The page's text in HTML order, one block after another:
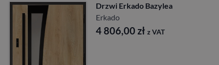
Drzwi Erkado Bazylea
Erkado
4 806,00 zł z VAT